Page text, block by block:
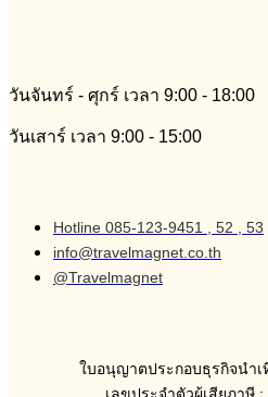
วันจันทร์ - ศุกร์ เวลา 9:00 - 18:00
วันเสาร์ เวลา 9:00 - 15:00
Hotline 085-123-9451 , 52 , 53
info@travelmagnet.co.th
@Travelmagnet
ใบอนุญาตประกอบธุรกิจนำเ